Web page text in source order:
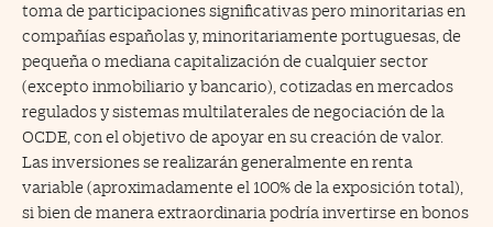
toma de participaciones significativas pero minoritarias en
compañías españolas y, minoritariamente portuguesas, de
pequeña o mediana capitalización de cualquier sector
(excepto inmobiliario y bancario), cotizadas en mercados
regulados y sistemas multilaterales de negociación de la
OCDE, con el objetivo de apoyar en su creación de valor.
Las inversiones se realizarán generalmente en renta
variable (aproximadamente el 100% de la exposición total),
si bien de manera extraordinaria podría invertirse en bonos